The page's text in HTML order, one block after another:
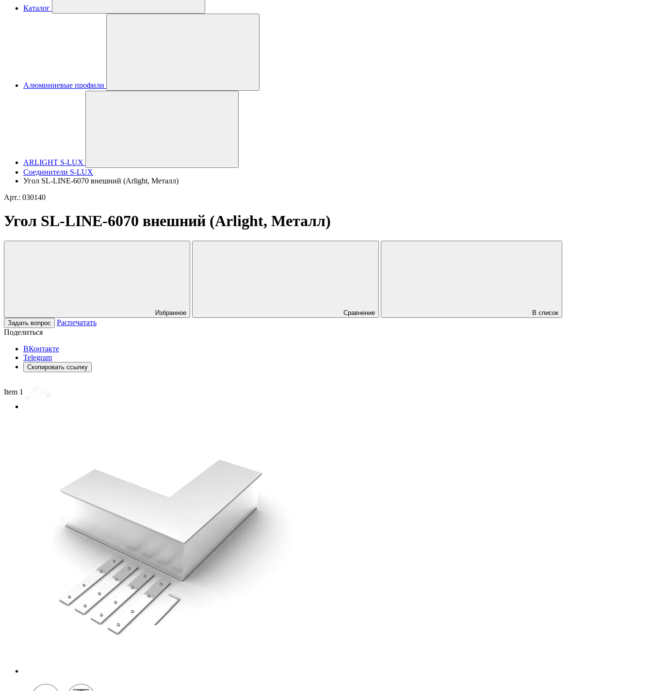
Каталог
Алюминиевые профили
ARLIGHT S-LUX
Соединители S-LUX
Угол SL-LINE-6070 внешний (Arlight, Металл)
Арт.: 030140
Угол SL-LINE-6070 внешний (Arlight, Металл)
Избранное Сравнение
В список
Задать вопрос
Распечатать
Поделиться
ВКонтакте
Telegram
Скопировать ссылку
Item 1 of 4